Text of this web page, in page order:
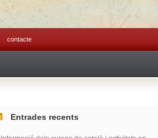
contacte
Entrades recents